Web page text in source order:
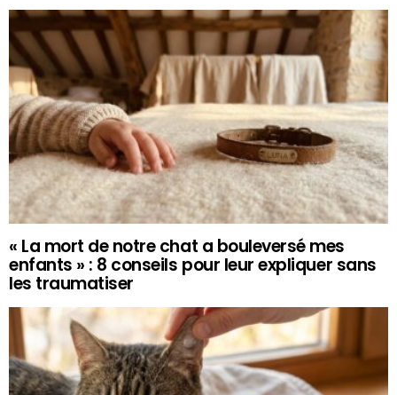
« La mort de notre chat a bouleversé mes
enfants » : 8 conseils pour leur expliquer sans
les traumatiser